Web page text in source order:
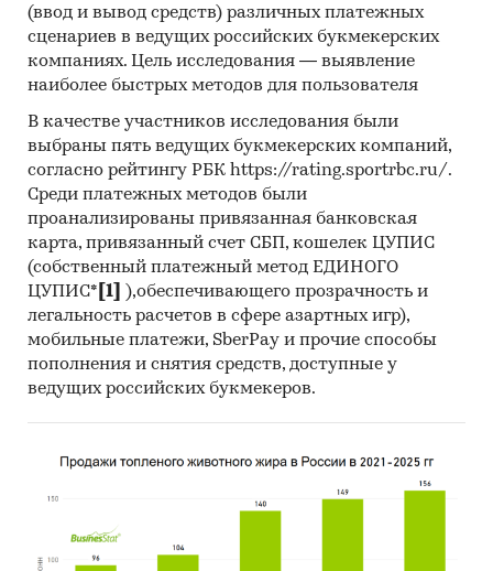
(ввод и вывод средств) различных платежных
сценариев в ведущих российских букмекерских
компаниях. Цель исследования — выявление
наиболее быстрых методов для пользователя
В качестве участников исследования были
выбраны пять ведущих букмекерских компаний,
согласно рейтингу РБК https://rating.sportrbc.ru/.
Среди платежных методов были
проанализированы привязанная банковская
карта, привязанный счет СБП, кошелек ЦУПИС
(собственный платежный метод ЕДИНОГО
ЦУПИС* [1]
),обеспечивающего прозрачность и
легальность расчетов в сфере азартных игр),
мобильные платежи, SberPay и прочие способы
пополнения и снятия средств, доступные у
ведущих российских букмекеров.